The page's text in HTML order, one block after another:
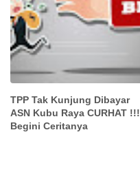
TPP Tak Kunjung Dibayar
ASN Kubu Raya CURHAT !!!
Begini Ceritanya